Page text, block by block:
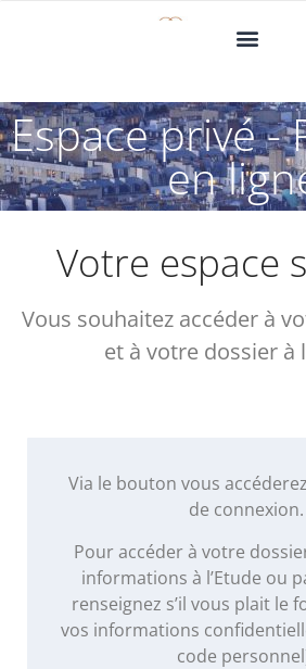
Espace privé -
en
Votre espace
Vous souhaitez accéder à
et à votre dossier à
Via le bouton vous
de connexion.
Pour accéder à votre
informations à l’Etude ou
renseignez s’il vous plait le
vos informations
code